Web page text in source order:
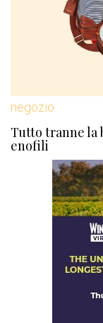
negozio
Tutto tranne la
enofili